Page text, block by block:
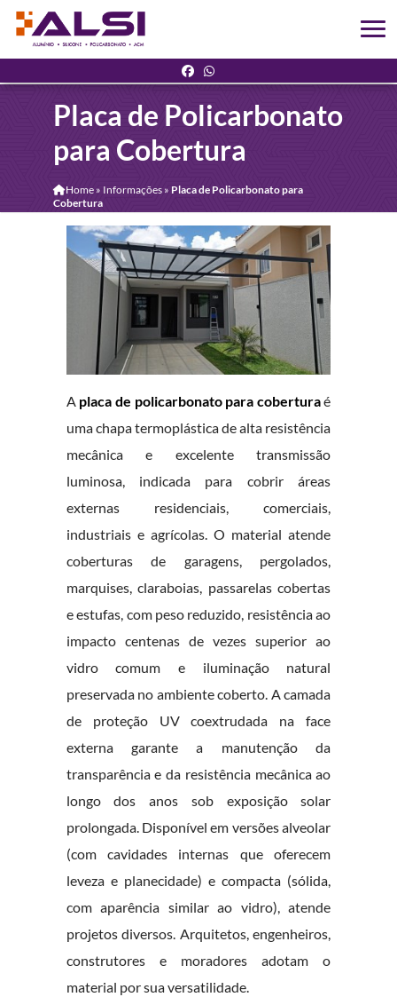
Placa de Policarbonato
para Cobertura
Home» Informações » Placa de Policarbonato para
Cobertura
A placa de policarbonato para coberturaé
uma chapa termoplástica de alta resistência
mecânica e excelente transmissão
luminosa, indicada para cobrir áreas
externas residenciais, comerciais,
industriais e agrícolas. O material atende
coberturas de garagens, pergolados,
marquises, claraboias, passarelas cobertas
e estufas, com peso reduzido, resistência ao
impacto centenas de vezes superior ao
vidro comum e iluminação natural
preservada no ambiente coberto. A camada
de proteção UV coextrudada na face
externa garante a manutenção da
transparência e da resistência mecânica ao
longo dos anos sob exposição solar
prolongada. Disponível em versões alveolar
(com cavidades internas que oferecem
leveza e planecidade) e compacta (sólida,
com aparência similar ao vidro), atende
projetos diversos. Arquitetos, engenheiros,
construtores e moradores adotam o
material por sua versatilidade.